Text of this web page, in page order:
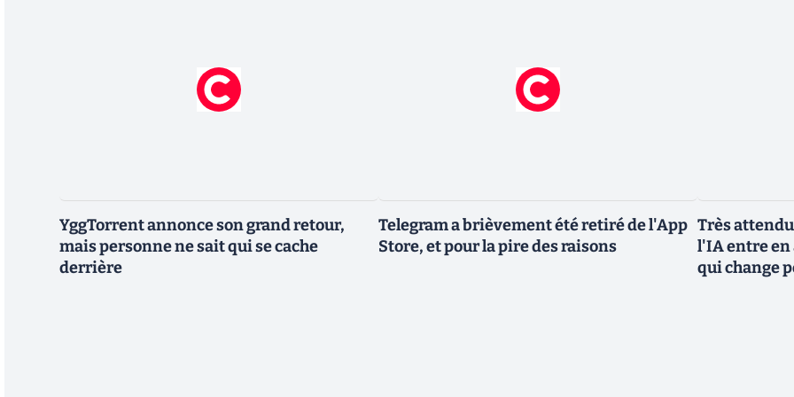
YggTorrent annonce son grand retour,
mais personne ne sait qui se cache
derrière
Telegram a brièvement été retiré de l'App
Store, et pour la pire des raisons
Très
l'IA entre en
qui change